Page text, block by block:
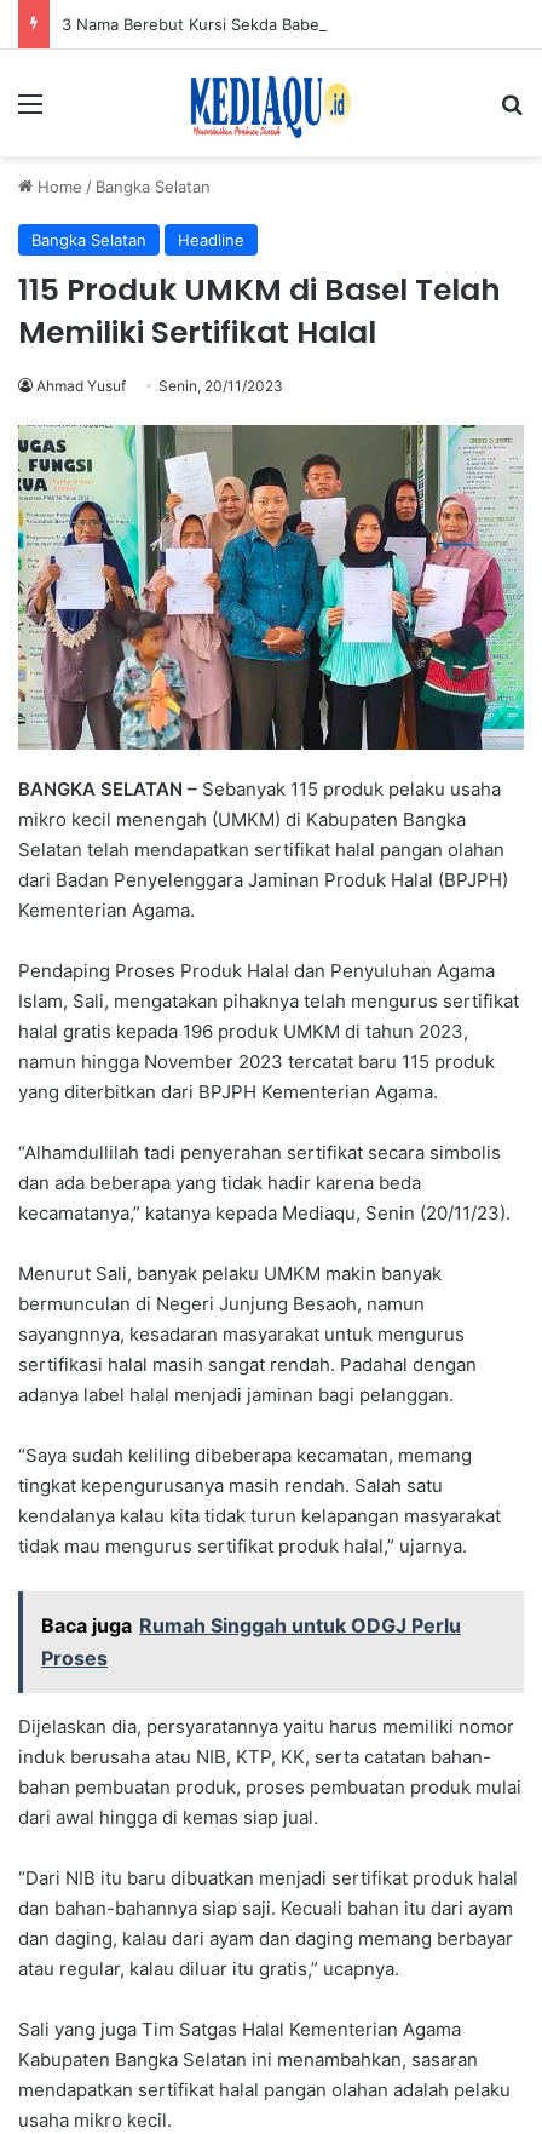
3 Nama Berebut Kursi Sekda Babel, DPRD Beri Warning
Menu
Home / Bangka Selatan
Bangka Selatan Headline
115 Produk UMKM di Basel Telah
Memiliki Sertifikat Halal
Ahmad Yusuf Senin, 20/11/2023
BANGKA SELATAN – Sebanyak 115 produk pelaku usaha
mikro kecil menengah (UMKM) di Kabupaten Bangka
Selatan telah mendapatkan sertifikat halal pangan olahan
dari Badan Penyelenggara Jaminan Produk Halal (BPJPH)
Kementerian Agama.
Pendaping Proses Produk Halal dan Penyuluhan Agama
Islam, Sali, mengatakan pihaknya telah mengurus sertifikat
halal gratis kepada 196 produk UMKM di tahun 2023,
namun hingga November 2023 tercatat baru 115 produk
yang diterbitkan dari BPJPH Kementerian Agama.
“Alhamdullilah tadi penyerahan sertifikat secara simbolis
dan ada beberapa yang tidak hadir karena beda
kecamatanya,” katanya kepada Mediaqu, Senin (20/11/23).
Menurut Sali, banyak pelaku UMKM makin banyak
bermunculan di Negeri Junjung Besaoh, namun
sayangnnya, kesadaran masyarakat untuk mengurus
sertifikasi halal masih sangat rendah. Padahal dengan
adanya label halal menjadi jaminan bagi pelanggan.
“Saya sudah keliling dibeberapa kecamatan, memang
tingkat kepengurusanya masih rendah. Salah satu
kendalanya kalau kita tidak turun kelapangan masyarakat
tidak mau mengurus sertifikat produk halal,” ujarnya.
Baca juga Rumah Singgah untuk ODGJ Perlu
Proses
Dijelaskan dia, persyaratannya yaitu harus memiliki nomor
induk berusaha atau NIB, KTP, KK, serta catatan bahan-
bahan pembuatan produk, proses pembuatan produk mulai
dari awal hingga di kemas siap jual.
“Dari NIB itu baru dibuatkan menjadi sertifikat produk halal
dan bahan-bahannya siap saji. Kecuali bahan itu dari ayam
dan daging, kalau dari ayam dan daging memang berbayar
atau regular, kalau diluar itu gratis,” ucapnya.
Sali yang juga Tim Satgas Halal Kementerian Agama
Kabupaten Bangka Selatan ini menambahkan, sasaran
mendapatkan sertifikat halal pangan olahan adalah pelaku
usaha mikro kecil.